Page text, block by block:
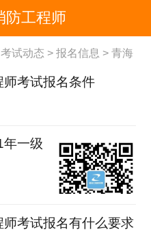
防工程师
考试动态 > 报名信息 > 青海
考试报名条件
年一级
考试报名有什么要求